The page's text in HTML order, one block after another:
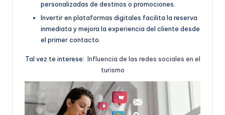
personalizadas de destinos o promociones.
Invertir en plataformas digitales facilita la reserva
inmediata y mejora la experiencia del cliente desde
el primer contacto.
Tal vez te interese: Influencia de las redes sociales en el
turismo